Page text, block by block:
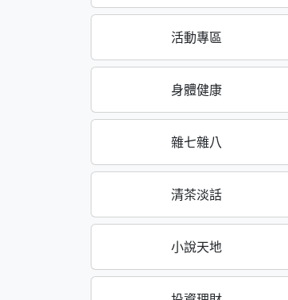
活動專區
身體健康
雜七雜八
清茶淡話
小說天地